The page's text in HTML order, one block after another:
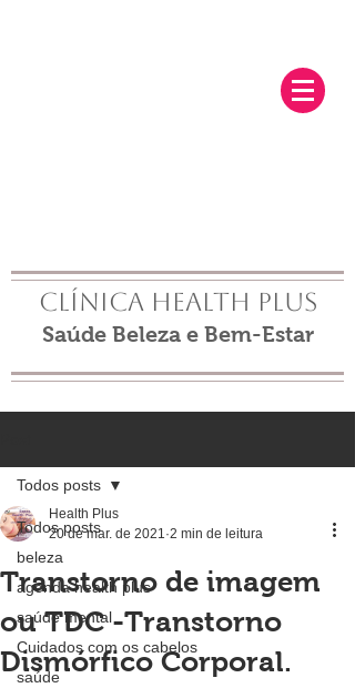
Clínica Health Plus
Saúde Beleza e Bem-Estar
Todos posts
beleza
agenda health plus
saúde mental
Cuidados com os cabelos
saúde
Todos posts
Transtorno de imagem
ou TDC -Transtorno
Dismórfico Corporal.
Health Plus
20 de mar. de 2021 2 min de leitura